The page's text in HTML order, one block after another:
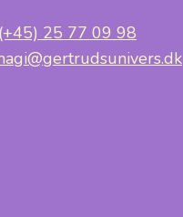
(+45) 25 77 09 98